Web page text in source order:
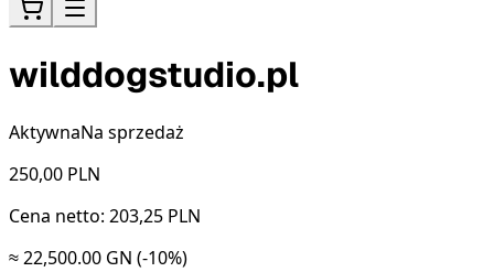
wilddogstudio.pl
AktywnaNa sprzedaż
250,00 PLN
Cena netto: 203,25 PLN
≈ 22,500.00 GN (-10%)